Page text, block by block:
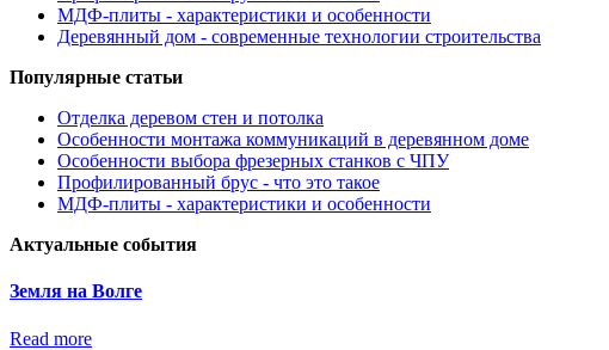
МДФ-плиты - характеристики и особенности
Деревянный дом - современные технологии строительства
Популярные статьи
Отделка деревом стен и потолка
Особенности монтажа коммуникаций в деревянном доме
Особенности выбора фрезерных станков с ЧПУ
Профилированный брус - что это такое
МДФ-плиты - характеристики и особенности
Актуальные события
Земля на Волге
Read more